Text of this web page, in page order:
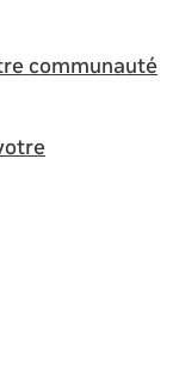
communauté